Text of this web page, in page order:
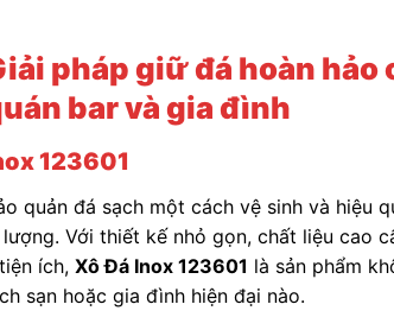
pháp giữ đá hoàn hảo
bar và gia đình
123601
quản đá sạch một cách vệ sinh và hiệu
Với thiết kế nhỏ gọn, chất liệu cao
ích,Xô Đá Inox 123601 là sản phẩm
sạn hoặc gia đình hiện đại nào.